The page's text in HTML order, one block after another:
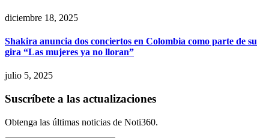
diciembre 18, 2025
Shakira anuncia dos conciertos en Colombia como parte de su
gira “Las mujeres ya no lloran”
julio 5, 2025
Suscríbete a las actualizaciones
Obtenga las últimas noticias de Noti360.